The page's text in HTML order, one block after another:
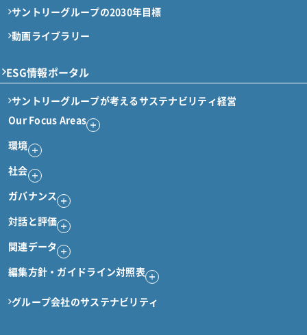
サントリーグループの2030年目標
動画ライブラリー
ESG情報ポータル
サントリーグループが考えるサステナビリティ経営
Our Focus Areas
環境
社会
ガバナンス
対話と評価
関連データ
編集方針・ガイドライン対照表
グループ会社のサステナビリティ